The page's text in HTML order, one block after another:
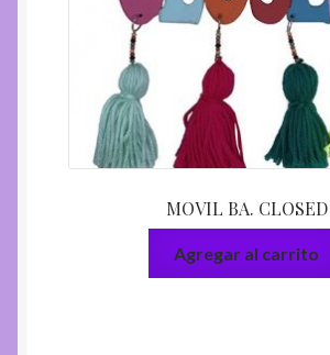
MOVIL BA. CLOSED
Agregar al carrito